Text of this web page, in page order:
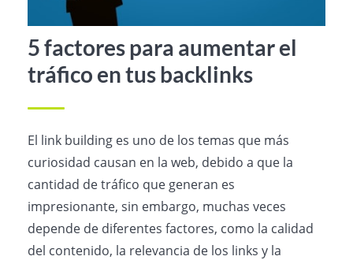
5 factores para aumentar el
tráfico en tus backlinks
El link building es uno de los temas que más
curiosidad causan en la web, debido a que la
cantidad de tráfico que generan es
impresionante, sin embargo, muchas veces
depende de diferentes factores, como la calidad
del contenido, la relevancia de los links y la